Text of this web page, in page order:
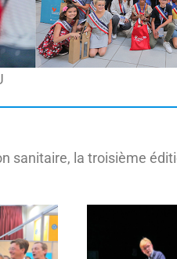
sanitaire, la troisième